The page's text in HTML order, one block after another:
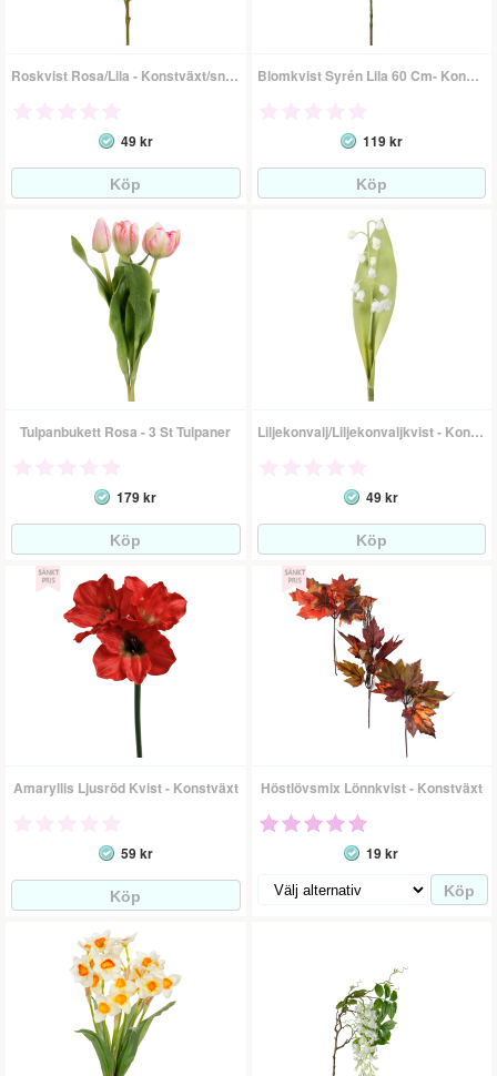
Roskvist Rosa/Lila - Konstväxt/snittblomma
49 kr
Blomkvist Syrén Lila 60 Cm- Konstväxt
119 kr
Tulpanbukett Rosa - 3 St Tulpaner
179 kr
Liljekonvalj/Liljekonvaljkvist - Konstgjord Blomma
49 kr
Amaryllis Ljusröd Kvist - Konstväxt
59 kr
Höstlövsmix Lönnkvist - Konstväxt
19 kr